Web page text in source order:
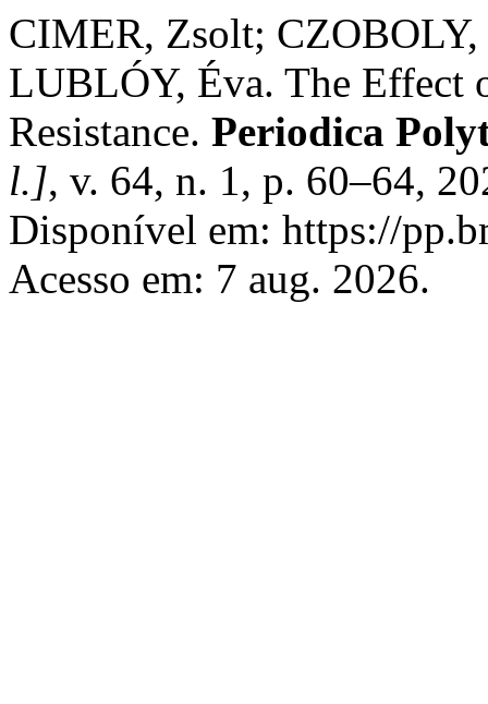
CIMER, Zsolt;
LUBLÓY, Éva. The Effect
Resistance. Periodica
l.], v. 64, n. 1, p. 60–64,
Disponível em: https://
Acesso em: 7 aug. 2026.